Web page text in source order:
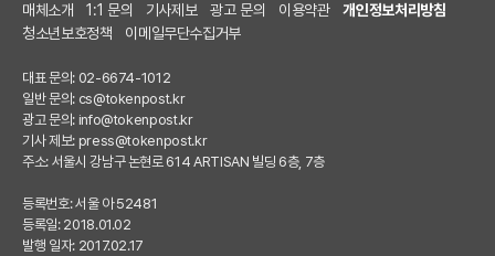
매체소개 1:1 문의 기사제보 광고 문의 이용약관
개인정보처리방침
청소년보호정책
이메일무단수집거부
대표 문의: 02-6674-1012
일반 문의: cs@tokenpost.kr
광고 문의: info@tokenpost.kr
기사 제보: press@tokenpost.kr
주소: 서울시 강남구 논현로 614 ARTISAN 빌딩 6층, 7층
등록번호: 서울 아 52481
등록일: 2018.01.02
발행 일자: 2017.02.17